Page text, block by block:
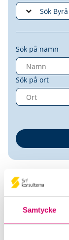
Samtycke
Sök på namn
Sök på ort